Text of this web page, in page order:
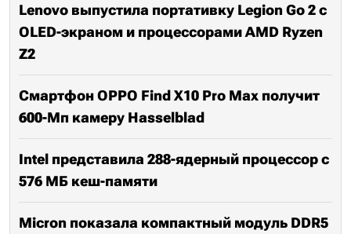
Lenovo выпустила портативку Legion Go 2 с
OLED-экраном и процессорами AMD Ryzen
Z2
Смартфон OPPO Find X10 Pro Max получит
600-Мп камеру Hasselblad
Intel представила 288-ядерный процессор с
576 МБ кеш-памяти
Micron показала компактный модуль DDR5